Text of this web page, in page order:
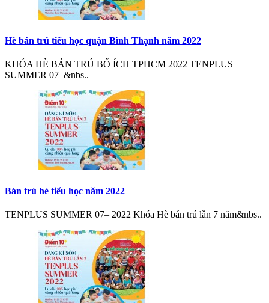
Hè bán trú tiểu học quận Bình Thạnh năm 2022
KHÓA HÈ BÁN TRÚ BỔ ÍCH TPHCM 2022 TENPLUS
SUMMER 07–&nbs..
Bán trú hè tiểu học năm 2022
TENPLUS SUMMER 07– 2022 Khóa Hè bán trú lần 7 năm&nbs..